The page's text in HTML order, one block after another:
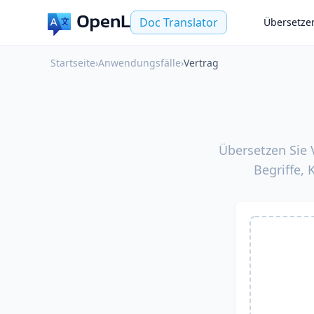
Doc Translator
Startseite›Anwendungsfälle›Vertrag
Übersetzen
Begriffe,